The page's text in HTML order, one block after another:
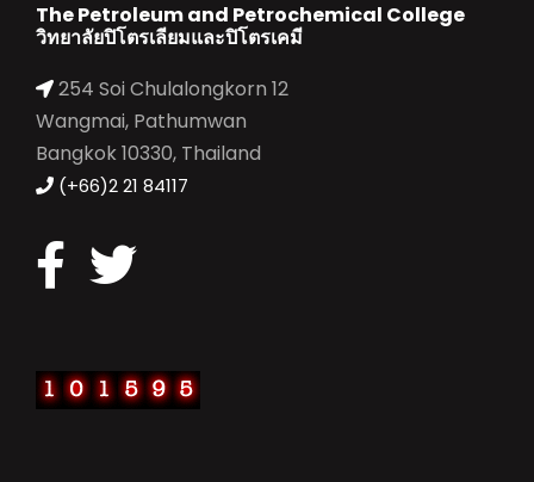
The Petroleum and Petrochemical College
วิทยาลัยปิโตรเลียมและปิโตรเคมี
254 Soi Chulalongkorn 12
Wangmai, Pathumwan
Bangkok 10330, Thailand
(+66)2 21 84117